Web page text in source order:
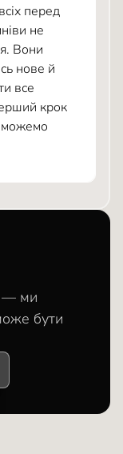
перед
не
Вони
нове й
все
крок
— ми
бути